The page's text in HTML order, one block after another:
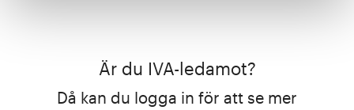
Är du IVA-ledamot?
Då kan du logga in för att se mer